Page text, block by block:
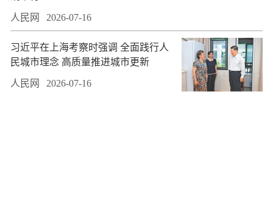
人民网 2026-07-16
习近平在上海考察时强调 全面践行人
民城市理念 高质量推进城市更新
人民网 2026-07-16